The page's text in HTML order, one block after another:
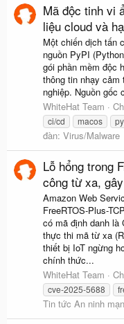
Mã độc tinh vi
liệu cloud và
Một chiến dịch tấn
nguồn PyPI
gói phần mềm độc
thông tin nhạy
nghiệp. Nguồn gốc
WhiteHat Team
ci/cd
macos
đàn: Virus/Malware
Lỗ hổng trong
công từ xa,
Amazon Web
FreeRTOS-Plus-
có mã định danh là
thực thi mã từ xa
thiết bị IoT ngừng
chính thức...
WhiteHat Team
cve-2025-5688
Tin tức An ninh